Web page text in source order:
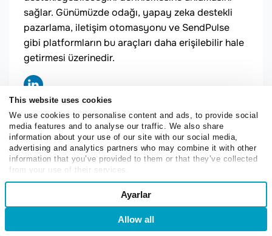
This website uses cookies
We use cookies to personalise content and ads, to provide social
media features and to analyse our traffic. We also share
information about your use of our site with our social media,
advertising and analytics partners who may combine it with other
information that you’ve provided to them or that they’ve collected
from your use of their services.
Consent
Preferences
Ayarlar
Allow all
sağlar. Günümüzde odağı, yapay zeka destekli
pazarlama, iletişim otomasyonu ve SendPulse
gibi platformların bu araçları daha erişilebilir hale
getirmesi üzerinedir.
Ortalama Değerlendirme:4/5
Toplam Oy Sayısı:
Facebook